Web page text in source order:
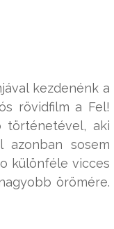
kezdenénk a
rövidfilm a Fel!
történetével, aki
azonban sosem
különféle vicces
örömére.